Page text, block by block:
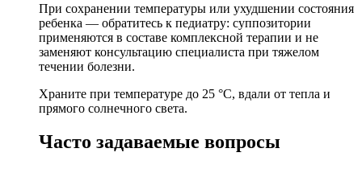
При сохранении температуры или ухудшении состояния
ребенка — обратитесь к педиатру: суппозитории
применяются в составе комплексной терапии и не
заменяют консультацию специалиста при тяжелом
течении болезни.
Храните при температуре до 25 °C, вдали от тепла и
прямого солнечного света.
Часто задаваемые вопросы